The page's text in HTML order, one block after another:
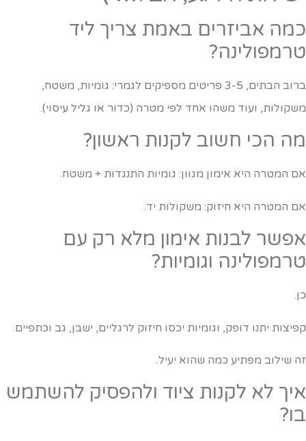
אביזרים באמת צריך ליד
ברוב הבתים, 3-5 פריטים מספיקים לגמרי: גומיות, משטח,
ועוד משהו אחד לפי מטרה (כדור או גליל עיסוי).
הכי חשוב לקנות ראשון?
המטרה היא אימון מגוון: גומיות התנגדות + משטח.
המטרה היא חיזוק: משקולות יד.
לבנות אימון מלא רק עם
וגומיות?
יתנו דופק, וגומיות יכסו חיזוק לרגליים, ישבן, גב וכתפיים.
שילוב מפתיע כמה שהוא יעיל.
לא לקנות ציוד ולהפסיק להשתמש